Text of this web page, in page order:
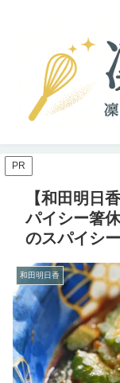
PR
【和田明日
パイシー箸
のスパイシ
和田明日香